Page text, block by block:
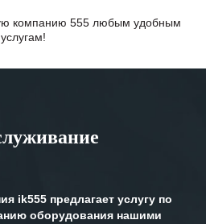
компанию 555 любым удобным
ik555 предлагает услугу по
оборудования нашими